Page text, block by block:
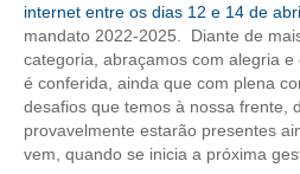
CONTRIBUIÇÃO ASSOCIATIVA OU
CONTRIBUIÇÃO SINDICAL URBANA
REVISÃO DE APOSENTADORIA
internet entre os dias 12 e 14 de
mandato 2022-2025. Diante de
categoria, abraçamos com alegria
é conferida, ainda que com plena
desafios que temos à nossa frente,
provavelmente estarão presentes
vem, quando se inicia a próxima